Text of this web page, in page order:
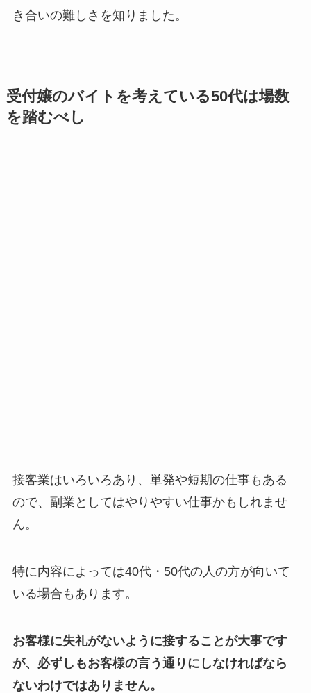
き合いの難しさを知りました。
受付嬢のバイトを考えている50代は場数
を踏むべし
接客業はいろいろあり、単発や短期の仕事もある
ので、副業としてはやりやすい仕事かもしれませ
ん。
特に内容によっては40代・50代の人の方が向いて
いる場合もあります。
お客様に失礼がないように接することが大事です
が、必ずしもお客様の言う通りにしなければなら
ないわけではありません。